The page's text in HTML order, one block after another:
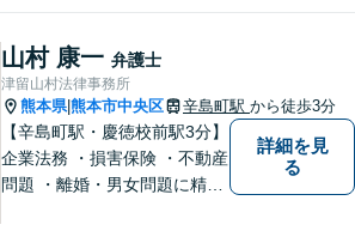
ノウハウ多数】相続手続きか
ら遺言書までトータルサポー
ト【JR熊本駅から徒歩1分】
山村 康一 弁護士
津留山村法律事務所
熊本県|熊本市中央区 辛島町駅 から徒歩3分
【辛島町駅・慶徳校前駅3分】
企業法務 ・損害保険 ・不動産
問題 ・離婚・男女問題に精通
詳細を見
る